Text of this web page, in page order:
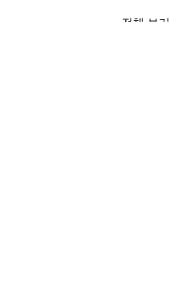
전체 보기